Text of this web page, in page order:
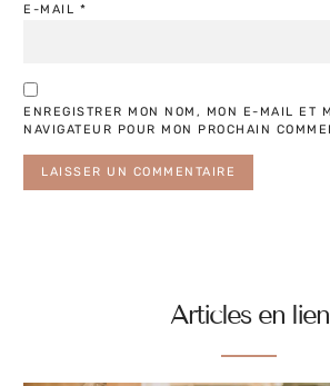
E-MAIL *
ENREGISTRER MON NOM, MON E-MAIL ET
NAVIGATEUR POUR MON PROCHAIN
Articles en lien